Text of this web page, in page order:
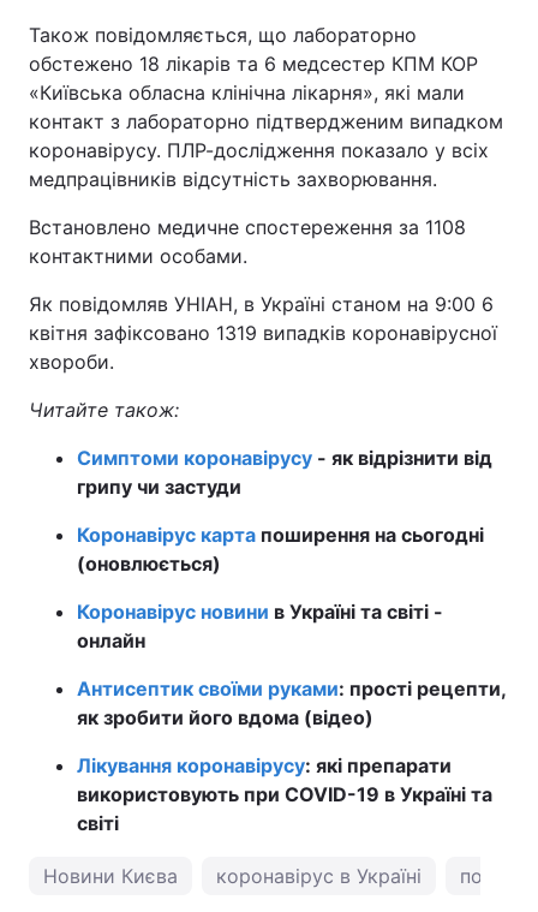
Також повідомляється, що лабораторно
обстежено 18 лікарів та 6 медсестер КПМ КОР
«Київська обласна клінічна лікарня», які мали
контакт з лабораторно підтвердженим випадком
коронавірусу. ПЛР-дослідження показало у всіх
медпрацівників відсутність захворювання.
Встановлено медичне спостереження за 1108
контактними особами.
Як повідомляв УНІАН, в Україні станом на 9:00 6
квітня зафіксовано 1319 випадків коронавірусної
хвороби.
Читайте також:
Симптоми коронавірусу - як відрізнити від
грипу чи застуди
Коронавірус карта поширення на сьогодні
(оновлюється)
Коронавірус новини в Україні та світі -
онлайн
Антисептик своїми руками: прості рецепти,
як зробити його вдома (відео)
Лікування коронавірусу: які препарати
використовують при COVID-19 в Україні та
світі
Новини Києва коронавірус в Україні погода